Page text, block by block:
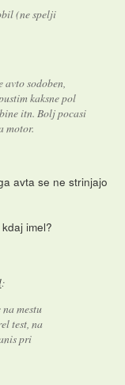
(ne spelji
sodoben,
kaksne pol
itn. Bolj pocasi
motor.
avta se ne strinjajo
imel?
:
mestu
test, na
pri